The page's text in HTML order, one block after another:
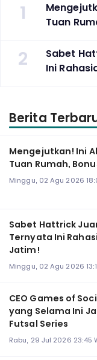
1
Tuan
2
Sabet
Ini
Berita
Mengejutkan! Ini
Tuan Rumah,
Minggu, 02 Agu 2026
Sabet Hattrick
Ternyata Ini
Jatim!
Minggu, 02 Agu 2026
CEO Games of
yang Selama Ini
Futsal Series
Rabu, 29 Jul 2026 23:45